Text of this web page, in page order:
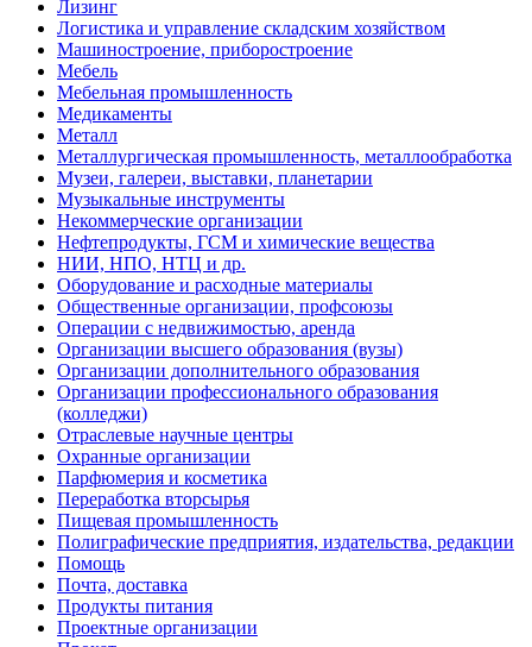
Лизинг
Логистика и управление складским хозяйством
Машиностроение, приборостроение
Мебель
Мебельная промышленность
Медикаменты
Металл
Металлургическая промышленность, металлообработка
Музеи, галереи, выставки, планетарии
Музыкальные инструменты
Некоммерческие организации
Нефтепродукты, ГСМ и химические вещества
НИИ, НПО, НТЦ и др.
Оборудование и расходные материалы
Общественные организации, профсоюзы
Операции с недвижимостью, аренда
Организации высшего образования (вузы)
Организации дополнительного образования
Организации профессионального образования
(колледжи)
Отраслевые научные центры
Охранные организации
Парфюмерия и косметика
Переработка вторсырья
Пищевая промышленность
Полиграфические предприятия, издательства, редакции
Помощь
Почта, доставка
Продукты питания
Проектные организации